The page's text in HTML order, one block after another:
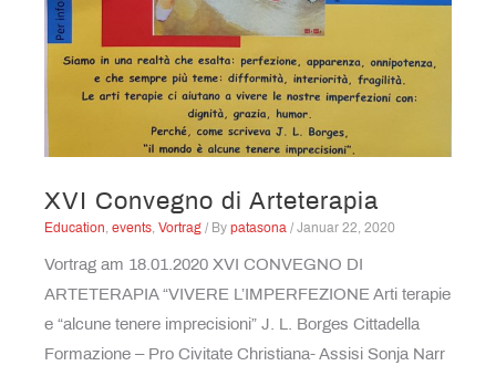
XVI Convegno di Arteterapia
Education, events, Vortrag / By patasona / Januar 22, 2020
Vortrag am 18.01.2020 XVI CONVEGNO DI
ARTETERAPIA “VIVERE L’IMPERFEZIONE Arti terapie
e “alcune tenere imprecisioni” J. L. Borges Cittadella
Formazione – Pro Civitate Christiana- Assisi Sonja Narr